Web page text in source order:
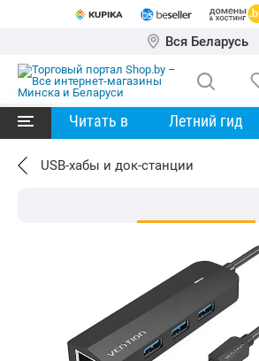
Вся Беларусь
Читать в Летний гид
USB-хабы и док-станции